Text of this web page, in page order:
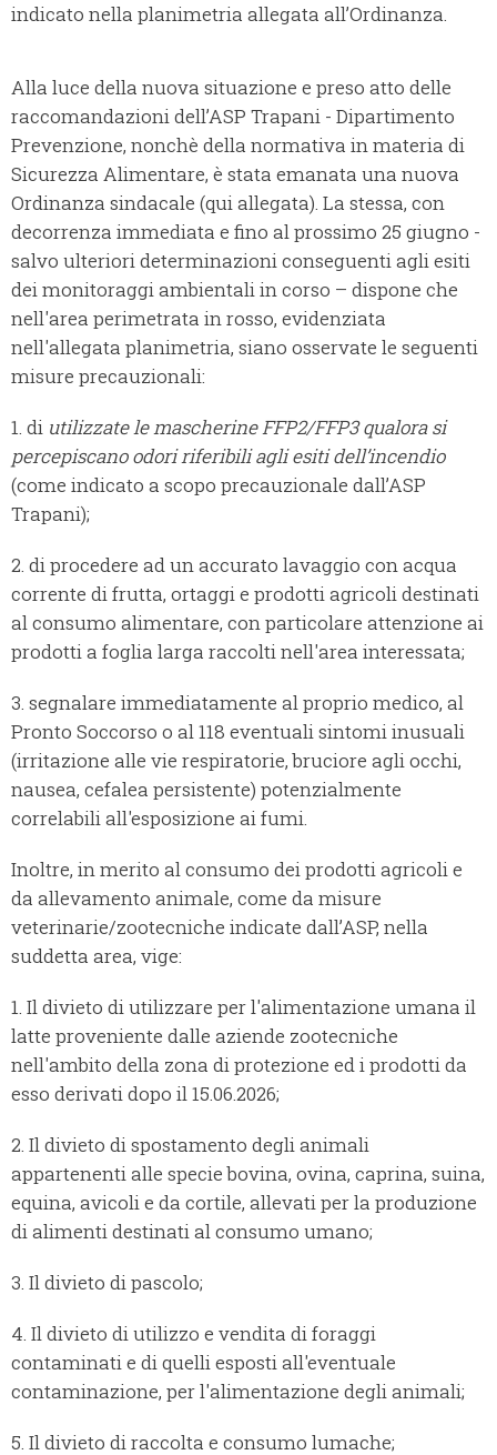
indicato nella planimetria allegata all’Ordinanza.
Alla luce della nuova situazione e preso atto delle
raccomandazioni dell’ASP Trapani - Dipartimento
Prevenzione, nonchè della normativa in materia di
Sicurezza Alimentare, è stata emanata una nuova
Ordinanza sindacale (qui allegata). La stessa, con
decorrenza immediata e fino al prossimo 25 giugno -
salvo ulteriori determinazioni conseguenti agli esiti
dei monitoraggi ambientali in corso – dispone che
nell'area perimetrata in rosso, evidenziata
nell'allegata planimetria, siano osservate le seguenti
misure precauzionali:
1. di utilizzate le mascherine FFP2/FFP3 qualora si
percepiscano odori riferibili agli esiti dell’incendio
(come indicato a scopo precauzionale dall’ASP
Trapani);
2. di procedere ad un accurato lavaggio con acqua
corrente di frutta, ortaggi e prodotti agricoli destinati
al consumo alimentare, con particolare attenzione ai
prodotti a foglia larga raccolti nell'area interessata;
3. segnalare immediatamente al proprio medico, al
Pronto Soccorso o al 118 eventuali sintomi inusuali
(irritazione alle vie respiratorie, bruciore agli occhi,
nausea, cefalea persistente) potenzialmente
correlabili all'esposizione ai fumi.
Inoltre, in merito al consumo dei prodotti agricoli e
da allevamento animale, come da misure
veterinarie/zootecniche indicate dall’ASP, nella
suddetta area, vige:
1. Il divieto di utilizzare per l'alimentazione umana il
latte proveniente dalle aziende zootecniche
nell'ambito della zona di protezione ed i prodotti da
esso derivati dopo il 15.06.2026;
2. Il divieto di spostamento degli animali
appartenenti alle specie bovina, ovina, caprina, suina,
equina, avicoli e da cortile, allevati per la produzione
di alimenti destinati al consumo umano;
3. Il divieto di pascolo;
4. Il divieto di utilizzo e vendita di foraggi
contaminati e di quelli esposti all'eventuale
contaminazione, per l'alimentazione degli animali;
5. Il divieto di raccolta e consumo lumache;